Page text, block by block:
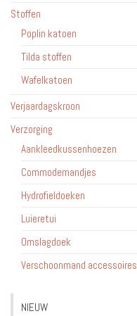
Stoffen
Poplin katoen
Tilda stoffen
Wafelkatoen
Verjaardagskroon
Verzorging
Aankleedkussenhoezen
Commodemandjes
Hydrofieldoeken
Luieretui
Omslagdoek
Verschoonmand accessoires
NIEUW